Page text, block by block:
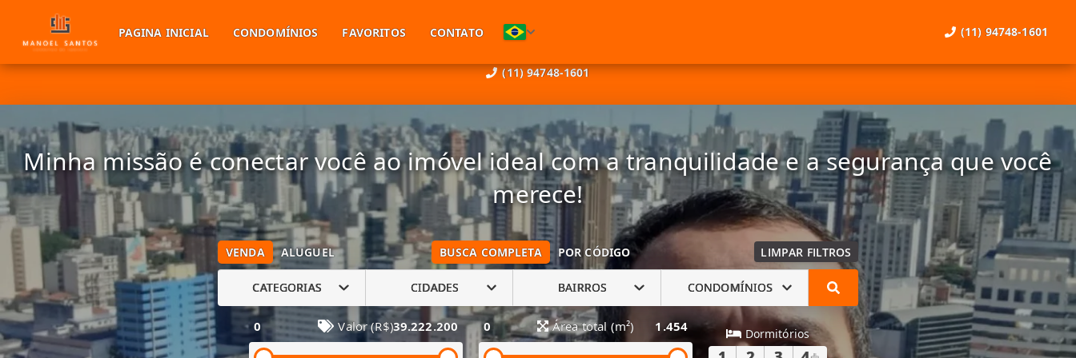
(11) 94748-1601
PAGINA INICIAL CONDOMÍNIOS FAVORITOS CONTATO (11) 94748-1601
Minha missão é conectar você ao imóvel ideal com a tranquilidade e a segurança que você
merece!
VENDA ALUGUEL BUSCA COMPLETA POR CÓDIGO LIMPAR FILTROS
CATEGORIAS CIDADES BAIRROS CONDOMÍNIOS
0 Valor (R$)39.222.200 0 Área total (m²) 1.454 Dormitórios